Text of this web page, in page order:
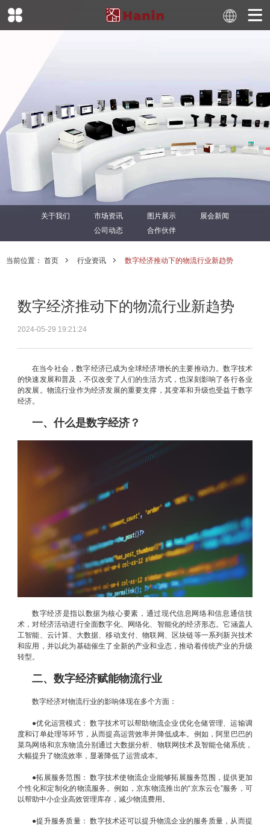
关于我们 市场资讯 图片展示
展会新闻
公司动态
合作伙伴
当前位置： 首页 行业资讯 数字经济推动下的物流行业新趋势
数字经济推动下的物流行业新趋势
2024-05-29 19:21:24
在当今社会，数字经济已成为全球经济增长的主要推动力。数字技术
的快速发展和普及，不仅改变了人们的生活方式，也深刻影响了各行各业
的发展。物流行业作为经济发展的重要支撑，其变革和升级也受益于数字
经济。
一、什么是数字经济？
数字经济是指以数据为核心要素，通过现代信息网络和信息通信技
术，对经济活动进行全面数字化、网络化、智能化的经济形态。它涵盖人
工智能、云计算、大数据、移动支付、物联网、区块链等一系列新兴技术
和应用，并以此为基础催生了全新的产业和业态，推动着传统产业的升级
转型。
二、数字经济赋能物流行业
数字经济对物流行业的影响体现在多个方面：
●优化运营模式： 数字技术可以帮助物流企业优化仓储管理、运输调
度和订单处理等环节，从而提高运营效率并降低成本。例如，阿里巴巴的
菜鸟网络和京东物流分别通过大数据分析、物联网技术及智能仓储系统，
大幅提升了物流效率，显著降低了运营成本。
●拓展服务范围： 数字技术使物流企业能够拓展服务范围，提供更加
个性化和定制化的物流服务。例如，京东物流推出的“京东云仓”服务，可
以帮助中小企业高效管理库存，减少物流费用。
●提升服务质量： 数字技术还可以提升物流企业的服务质量，从而提